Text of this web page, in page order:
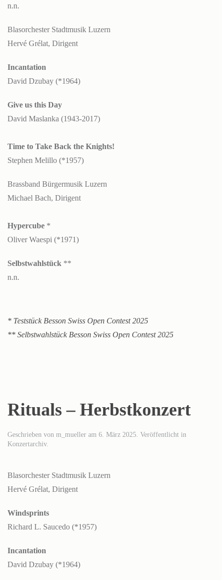
n.n.
Blasorchester Stadtmusik Luzern
Hervé Grélat, Dirigent
Incantation
David Dzubay (*1964)
Give us this Day
David Maslanka (1943-2017)
Time to Take Back the Knights!
Stephen Melillo (*1957)
Brassband Bürgermusik Luzern
Michael Bach, Dirigent
Hypercube *
Oliver Waespi (*1971)
Selbstwahlstück **
n.n.
* Teststück Besson Swiss Open Contest 2025
** Selbstwahlstück Besson Swiss Open Contest 2025
Rituals – Herbstkonzert
Geschrieben von m_mueller am 6. März 2025. Veröffentlicht in
Konzertarchiv.
Blasorchester Stadtmusik Luzern
Hervé Grélat, Dirigent
Windsprints
Richard L. Saucedo (*1957)
Incantation
David Dzubay (*1964)